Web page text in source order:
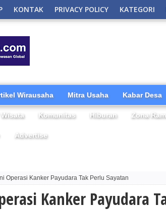
KONTAK PRIVACY POLICY KATEGORI
Wirausaha Mitra Usaha Kabar Desa
Wisata Komunitas Hiburan Zona
Advertise
Operasi Kanker Payudara Tak Perlu Sayatan
Kanker Payudara